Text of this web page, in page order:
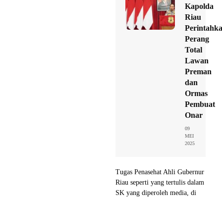
Kapolda
Riau
Perang
Total
Lawan
Preman
dan
Ormas
Pembuat
Onar
09
MEI
2025
Tugas Penasehat Ahli Gubernur
Riau seperti yang tertulis dalam
SK yang diperoleh media, di